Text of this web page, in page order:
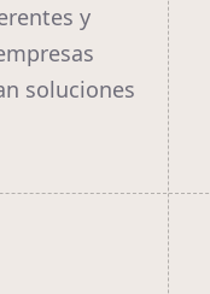
y
soluciones